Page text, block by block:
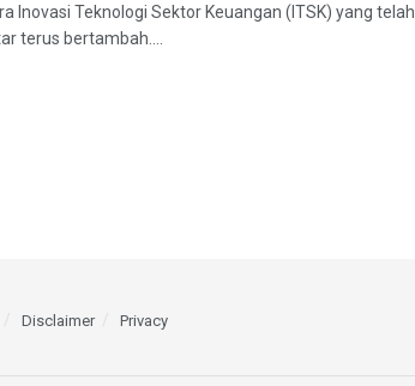
Inovasi Teknologi Sektor Keuangan (ITSK) yang telah
terus bertambah....
Disclaimer Privacy